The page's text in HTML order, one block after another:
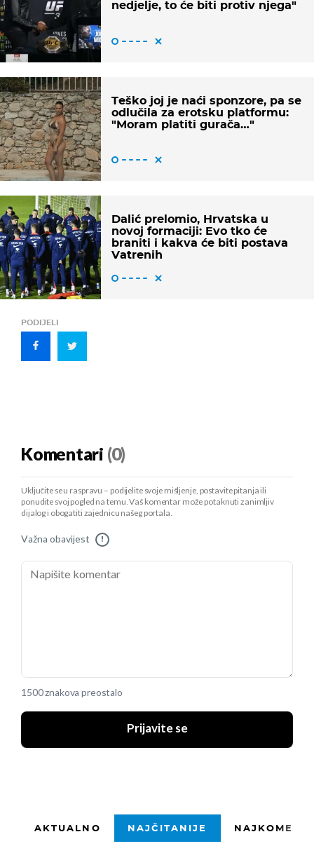
nedjelje, to će biti protiv njega"
Teško joj je naći sponzore, pa se
odlučila za erotsku platformu:
"Moram platiti gurača…"
Dalić prelomio, Hrvatska u
novoj formaciji: Evo tko će
braniti i kakva će biti postava
Vatrenih
PODIJELI
Komentari (0)
Uključite se u raspravu – podijelite svoje mišljenje, postavite pitanja ili
ponudite svoj pogled na temu. Vaš komentar može potaknuti zanimljiv
dijalog i obogatiti zajednicu našeg portala.
Važna obavijest !
1500 znakova preostalo
Prijavite se
AKTUALNO NAJČITANIJE